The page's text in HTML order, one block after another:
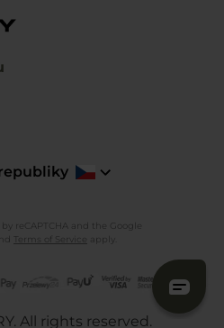
All rights reserved.
reCAPTCHA and the Google
Terms of Service apply.